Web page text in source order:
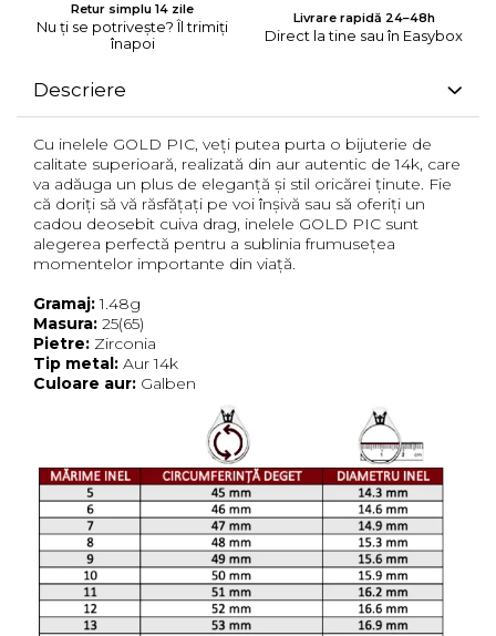
Retur simplu 14 zile
Nu ți se potrivește? Îl trimiți
înapoi
Livrare rapidă 24–48h
Direct la tine sau în Easybox
Descriere
Cu inelele GOLD PIC, veți putea purta o bijuterie de
calitate superioară, realizată din aur autentic de 14k, care
va adăuga un plus de eleganță și stil oricărei ținute. Fie
că doriți să vă răsfățați pe voi înșivă sau să oferiți un
cadou deosebit cuiva drag, inelele GOLD PIC sunt
alegerea perfectă pentru a sublinia frumusețea
momentelor importante din viață.
Gramaj:1.48g
Masura: 25(65)
Pietre: Zirconia
Tip metal: Aur 14k
Culoare aur: Galben